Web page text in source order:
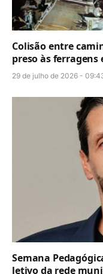
Colisão entre
preso às ferragens
29 de julho de 2026 -
Semana
letivo da rede